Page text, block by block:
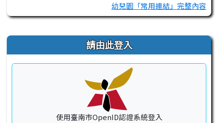
幼兒園「常用連結」完整內容
右邊區域內容 請由此登入
使用臺南市OpenID認證系統登入